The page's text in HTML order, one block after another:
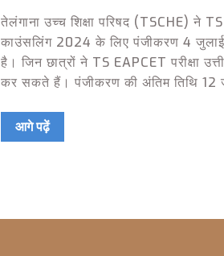
तेलंगाना उच्च शिक्षा परिषद (TSCHE) ने
काउंसलिंग 2024 के लिए पंजीकरण 4
है। जिन छात्रों ने TS EAPCET परीक्षा
कर सकते हैं। पंजीकरण की अंतिम तिथि 12
आगे पढ़ें